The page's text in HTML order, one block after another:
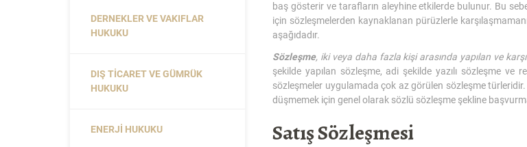
baş gösterir ve tarafların aleyhine etkilerde bulunur. Bu
için sözleşmelerden kaynaklanan pürüzlerle
aşağıdadır.
Sözleşme, iki veya daha fazla kişi arasında yapılan ve
şekilde yapılan sözleşme, adi şekilde yazılı sözleşme ve
sözleşmeler uygulamada çok az görülen sözleşme
düşmemek için genel olarak sözlü sözleşme şekline
Satış Sözleşmesi
DERNEKLER VE VAKIFLAR
HUKUKU
DIŞ TICARET VE GÜMRÜK
HUKUKU
ENERJI HUKUKU